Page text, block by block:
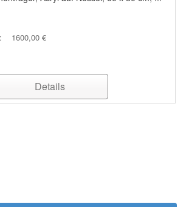
1600,00 €
Details